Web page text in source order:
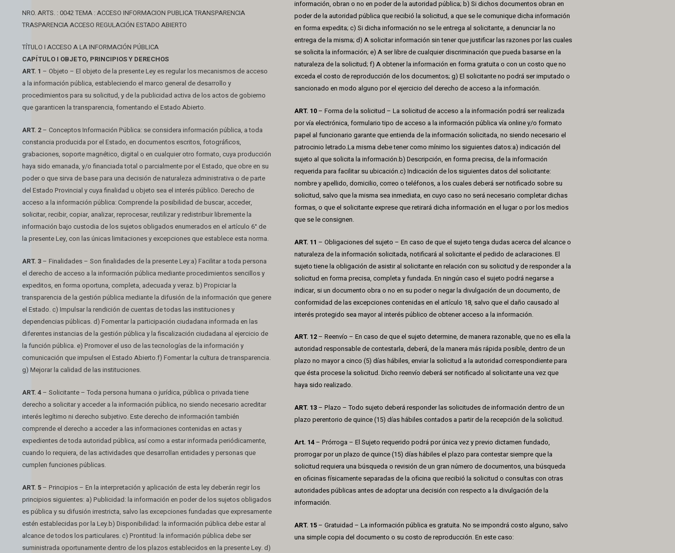
NRO. ARTS. : 0042 TEMA : ACCESO INFORMACION PUBLICA TRANSPARENCIA
TRASPARENCIA ACCESO REGULACIÓN ESTADO ABIERTO
TÍTULO I ACCESO A LA INFORMACIÓN PÚBLICA
CAPÍTULO I OBJETO, PRINCIPIOS Y DERECHOS
ART. 1 – Objeto – El objeto de la presente Ley es regular los mecanismos de acceso
a la información pública, estableciendo el marco general de desarrollo y
procedimientos para su solicitud, y de la publicidad activa de los actos de gobierno
que garanticen la transparencia, fomentando el Estado Abierto.
ART. 2– Conceptos Información Pública: se considera información pública, a toda
constancia producida por el Estado, en documentos escritos, fotográficos,
grabaciones, soporte magnético, digital o en cualquier otro formato, cuya producción
haya sido emanada, y/o financiada total o parcialmente por el Estado, que obre en su
poder o que sirva de base para una decisión de naturaleza administrativa o de parte
del Estado Provincial y cuya finalidad u objeto sea el interés público. Derecho de
acceso a la información pública: Comprende la posibilidad de buscar, acceder,
solicitar, recibir, copiar, analizar, reprocesar, reutilizar y redistribuir libremente la
información bajo custodia de los sujetos obligados enumerados en el artículo 6° de
la presente Ley, con las únicas limitaciones y excepciones que establece esta norma.
ART. 3– Finalidades – Son finalidades de la presente Ley:a) Facilitar a toda persona
el derecho de acceso a la información pública mediante procedimientos sencillos y
expeditos, en forma oportuna, completa, adecuada y veraz. b) Propiciar la
transparencia de la gestión pública mediante la difusión de la información que genere
el Estado. c) Impulsar la rendición de cuentas de todas las instituciones y
dependencias públicas. d) Fomentar la participación ciudadana informada en las
diferentes instancias de la gestión pública y la fiscalización ciudadana al ejercicio de
la función pública. e) Promover el uso de las tecnologías de la información y
comunicación que impulsen el Estado Abierto.f) Fomentar la cultura de transparencia.
g) Mejorar la calidad de las instituciones.
ART. 4– Solicitante – Toda persona humana o jurídica, pública o privada tiene
derecho a solicitar y acceder a la información pública, no siendo necesario acreditar
interés legítimo ni derecho subjetivo. Este derecho de información también
comprende el derecho a acceder a las informaciones contenidas en actas y
expedientes de toda autoridad pública, así como a estar informada periódicamente,
cuando lo requiera, de las actividades que desarrollan entidades y personas que
cumplen funciones públicas.
ART. 5– Principios – En la interpretación y aplicación de esta ley deberán regir los
principios siguientes: a) Publicidad: la información en poder de los sujetos obligados
es pública y su difusión irrestricta, salvo las excepciones fundadas que expresamente
estén establecidas por la Ley.b) Disponibilidad: la información pública debe estar al
alcance de todos los particulares. c) Prontitud: la información pública debe ser
suministrada oportunamente dentro de los plazos establecidos en la presente Ley. d)
información, obran o no en poder de la autoridad pública; b) Si dichos documentos obran en
poder de la autoridad pública que recibió la solicitud, a que se le comunique dicha información
en forma expedita; c) Si dicha información no se le entrega al solicitante, a denunciar la no
entrega de la misma; d) A solicitar información sin tener que justificar las razones por las cuales
se solicita la información; e) A ser libre de cualquier discriminación que pueda basarse en la
naturaleza de la solicitud; f) A obtener la información en forma gratuita o con un costo que no
exceda el costo de reproducción de los documentos; g) El solicitante no podrá ser imputado o
sancionado en modo alguno por el ejercicio del derecho de acceso a la información.
ART. 10– Forma de la solicitud – La solicitud de acceso a la información podrá ser realizada
por vía electrónica, formulario tipo de acceso a la información pública vía online y/o formato
papel al funcionario garante que entienda de la información solicitada, no siendo necesario el
patrocinio letrado.La misma debe tener como mínimo los siguientes datos:a) indicación del
sujeto al que solicita la información.b) Descripción, en forma precisa, de la información
requerida para facilitar su ubicación.c) Indicación de los siguientes datos del solicitante:
nombre y apellido, domicilio, correo o teléfonos, a los cuales deberá ser notificado sobre su
solicitud, salvo que la misma sea inmediata, en cuyo caso no será necesario completar dichas
formas, o que el solicitante exprese que retirará dicha información en el lugar o por los medios
que se le consignen.
ART. 11 – Obligaciones del sujeto – En caso de que el sujeto tenga dudas acerca del alcance o
naturaleza de la información solicitada, notificará al solicitante el pedido de aclaraciones. El
sujeto tiene la obligación de asistir al solicitante en relación con su solicitud y de responder a la
solicitud en forma precisa, completa y fundada. En ningún caso el sujeto podrá negarse a
indicar, si un documento obra o no en su poder o negar la divulgación de un documento, de
conformidad de las excepciones contenidas en el artículo 18, salvo que el daño causado al
interés protegido sea mayor al interés público de obtener acceso a la información.
ART. 12– Reenvío – En caso de que el sujeto determine, de manera razonable, que no es ella la
autoridad responsable de contestarla, deberá, de la manera más rápida posible, dentro de un
plazo no mayor a cinco (5) días hábiles, enviar la solicitud a la autoridad correspondiente para
que ésta procese la solicitud. Dicho reenvío deberá ser notificado al solicitante una vez que
haya sido realizado.
ART. 13– Plazo – Todo sujeto deberá responder las solicitudes de información dentro de un
plazo perentorio de quince (15) días hábiles contados a partir de la recepción de la solicitud.
Art. 14– Prórroga – El Sujeto requerido podrá por única vez y previo dictamen fundado,
prorrogar por un plazo de quince (15) días hábiles el plazo para contestar siempre que la
solicitud requiera una búsqueda o revisión de un gran número de documentos, una búsqueda
en oficinas físicamente separadas de la oficina que recibió la solicitud o consultas con otras
autoridades públicas antes de adoptar una decisión con respecto a la divulgación de la
información.
ART. 15– Gratuidad – La información pública es gratuita. No se impondrá costo alguno, salvo
una simple copia del documento o su costo de reproducción. En este caso: